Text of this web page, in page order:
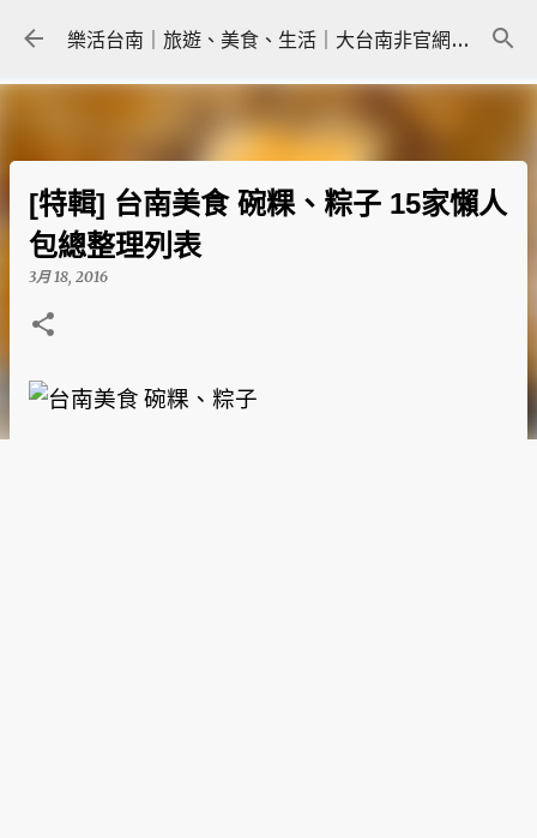
跳到主要內容 樂活台南｜旅遊、美食、生活｜大台南非官網｜tainanlohas.cc
[特輯] 台南美食 碗粿、粽子 15家懶人
包總整理列表
3月 18, 2016